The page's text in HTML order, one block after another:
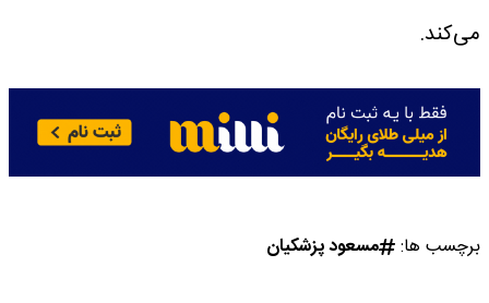
می‌کند.
برچسب ها: مسعود پزشکیان